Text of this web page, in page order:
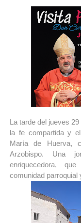
La tarde del jueves
la fe compartida y
María de Huerva,
Arzobispo. Una
enriquecedora,
comunidad parroquial